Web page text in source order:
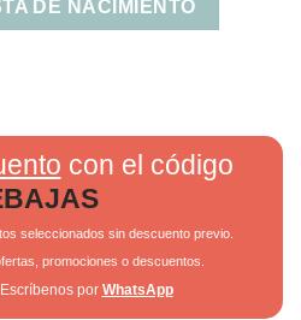
DE NACIMIENTO
con el código
seleccionados sin descuento previo.
promociones o descuentos.
por WhatsApp